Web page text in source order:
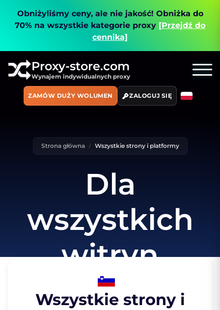
Obniżyliśmy ceny, ale nie jakość! Obniżka do
70% na wszystkie kategorie proxy [Przejdź do
cennika]
Proxy-store.com
Wynajem indywidualnych proxy
ZAMÓW DUŻY WOLUMEN ZALOGUJ SIĘ
Strona główna Wszystkie strony i platformy
Dla
wszystkich
witryn
Wszystkie strony i